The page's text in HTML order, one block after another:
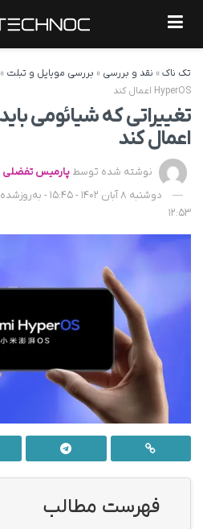
تک ناک» نقد و بررسی » بررسی موبایل و تبلت »
HyperOS اعمال کند
اعمال کند
نوشته شده توسط پارمیس تفضلی
12:53
فهرست مطالب